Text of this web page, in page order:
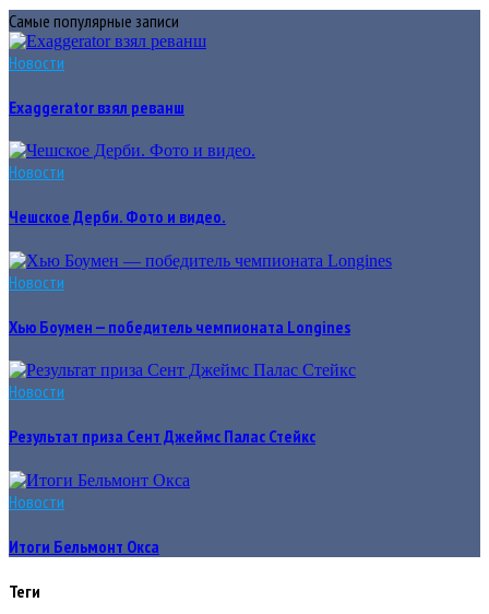
Самые популярные записи
Новости
Exaggerator взял реванш
Новости
Чешское Дерби. Фото и видео.
Новости
Хью Боумен — победитель чемпионата Longines
Новости
Результат приза Сент Джеймс Палас Стейкс
Новости
Итоги Бельмонт Окса
Теги